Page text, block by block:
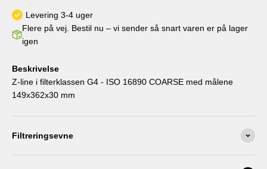
Levering hver 12. måned
Levering 3-4 uger
Flere på vej. Bestil nu – vi sender så snart varen er på lager
igen
Beskrivelse
Z-line i filterklassen G4 - ISO 16890 COARSE med målene
149x362x30 mm
Filtreringsevne